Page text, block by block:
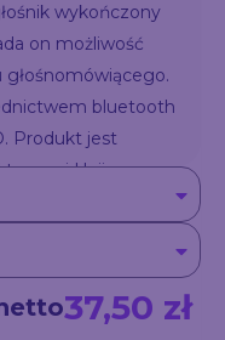
wykończony
on możliwość
bluetooth
Produkt jest
Unii
Dane
x 1, napięcie: 5V
baterii 300
37,50 zł